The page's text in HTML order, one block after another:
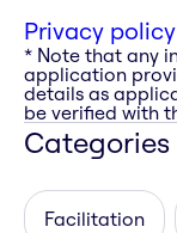
Privacy policy
* Note that any
application
details as
be verified with
Categories
Facilitation